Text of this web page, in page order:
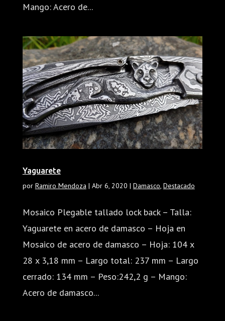
Mango: Acero de...
Yaguarete
por Ramiro Mendoza | Abr 6, 2020 | Damasco, Destacado
Mosaico Plegable tallado lock back – Talla:
Yaguarete en acero de damasco – Hoja en
Mosaico de acero de damasco – Hoja: 104 x
28 x 3,18 mm – Largo total: 237 mm – Largo
cerrado: 134 mm – Peso:242,2 g – Mango:
Acero de damasco...